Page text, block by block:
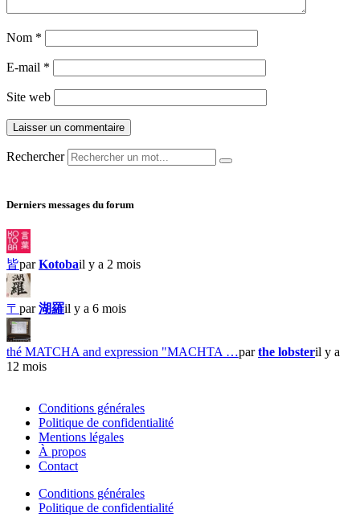
Nom *
E-mail *
Site web
Rechercher
Derniers messages du forum
皆parKotobail y a 2 mois
〒 par湖羅il y a 6 mois
thé MATCHA and expression "MACHTA …parthe lobsteril y a
12 mois
Conditions générales
Politique de confidentialité
Mentions légales
À propos
Contact
Conditions générales
Politique de confidentialité